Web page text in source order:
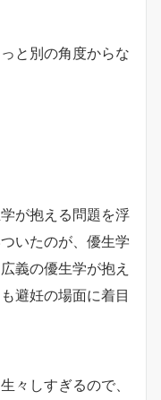
と別の角度からな
が抱える問題を浮
いたのが、優生学
義の優生学が抱え
避妊の場面に着目
々しすぎるので、